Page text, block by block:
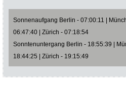
Sonnenaufgang Berlin - 07:00:11 |
06:47:40 | Zürich - 07:18:54
Sonntenuntergang Berlin - 18:55:39 |
18:44:25 | Zürich - 19:15:49